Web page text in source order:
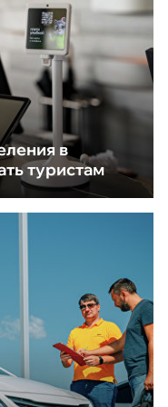
в
туристам